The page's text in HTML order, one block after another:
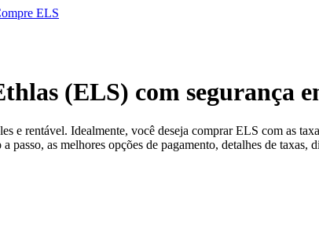
ELS
(ELS) com segurança
e rentável. Idealmente, você deseja comprar ELS com as
passo, as melhores opções de pagamento, detalhes de